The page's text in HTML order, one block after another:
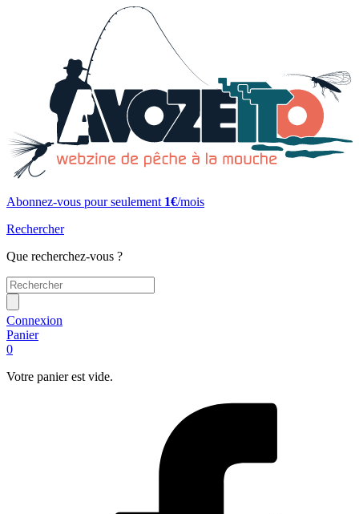
Abonnez-vous pour seulement 1€/mois
Rechercher
Que recherchez-vous ?
Connexion
Panier
0
Votre panier est vide.